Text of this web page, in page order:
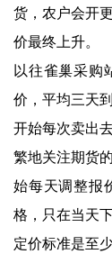
货，农户会开
价最终上升。
以往雀巢采购
价，平均三天
开始每次卖出
繁地关注期货
始每天调整报
格，只在当天
定价标准是至